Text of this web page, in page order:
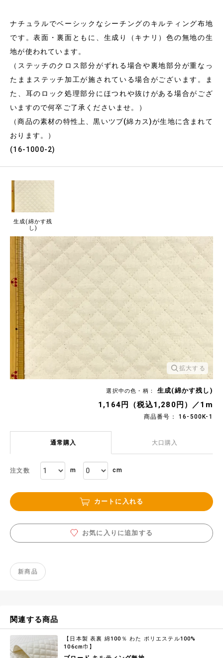
ナチュラルでベーシックなシーチングのキルティング布地
です。表面・裏面ともに、生成り（キナリ）色の無地の生
地が使われています。
（ステッチのクロス部分がずれる場合や裏地部分が重なっ
たままステッチ加工が施されている場合がございます。ま
た、耳のロック処理部分にほつれや抜けがある場合がござ
いますので何卒ご了承くださいませ。）
（商品の素材の特性上、黒いツブ(綿カス)が生地に含まれて
おります。）
(16-1000-2)
生成(綿かす残
し)
拡大する
選択中の色・柄： 生成(綿かす残し)
1,164円（税込1,280円）／1m
商品番号： 16-500K-1
通常購入 大口購入
注文数 m cm
カートに入れる
お気に入りに追加する
新商品
関連する商品
【日本製 表裏 綿100％ わた ポリエステル100%
106cm巾】